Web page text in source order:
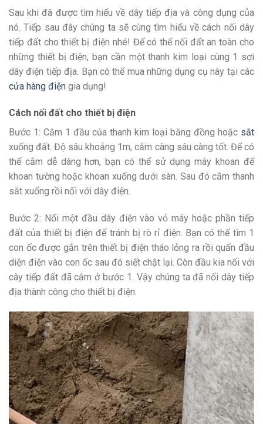
Sau khi đã được tìm hiểu về dây tiếp địa và công dụng của
nó. Tiếp sau đây chúng ta sẽ cùng tìm hiểu về cách nối dây
tiếp đất cho thiết bị điện nhé! Để có thể nối đất an toàn cho
những thiết bị điện, bạn cần một thanh kim loại cùng 1 sợi
dây điện tiếp địa. Bạn có thể mua những dụng cụ này tại các
cửa hàng điện gia dụng!
Cách nối đất cho thiết bị điện
Bước 1: Cắm 1 đầu của thanh kim loại bằng đồng hoặc sắt
xuống đất. Độ sâu khoảng 1m, cắm càng sâu càng tốt. Để có
thể cắm dễ dàng hơn, bạn có thể sử dụng máy khoan để
khoan tường hoặc khoan xuống dưới sàn. Sau đó cắm thanh
sắt xuống rồi nối với dây điện.
Bước 2: Nối một đầu dây điện vào vỏ máy hoặc phần tiếp
đất của thiết bị điện để tránh bị rò rỉ điện. Bạn có thể tìm 1
con ốc được gắn trên thiết bị điện tháo lỏng ra rồi quấn đầu
diện điện vào con ốc sau đó siết chặt lại. Còn đầu kia nối với
cây tiếp đất đã cắm ở bước 1. Vậy chúng ta đã nối dây tiếp
địa thành công cho thiết bị điện.